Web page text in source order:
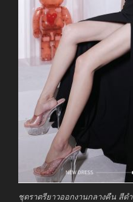
ชุดราตรียาวออกงานกลางคืน สีดำ